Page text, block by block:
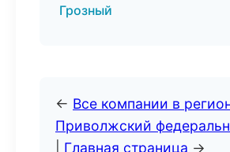
Грозный
← Все компании в
Приволжский
Главная страница →